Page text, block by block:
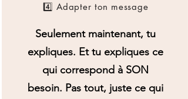
4️⃣ Adapter ton message
Seulement maintenant, tu
expliques. Et tu expliques ce
qui correspond à SON
besoin. Pas tout, juste ce qui